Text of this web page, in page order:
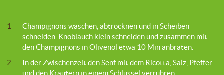
1
Champignons waschen, abtrocknen und in Scheiben
schneiden. Knoblauch klein schneiden und zusammen mit
den Champignons in Olivenöl etwa 10 Min anbraten.
2
In der Zwischenzeit den Senf mit dem Ricotta, Salz, Pfeffer
und den Kräutern in einem Schlüssel verrühren.